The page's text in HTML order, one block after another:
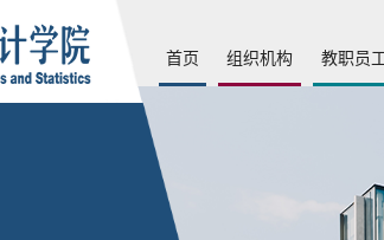
首页 组织机构 教职员